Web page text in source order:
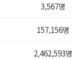
3,567명
157,156명
2,462,593명